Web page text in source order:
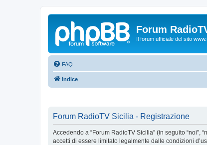
Forum
Il forum ufficiale del sito
FAQ
Indice
Forum RadioTV Sicilia - Registrazione
Accedendo a “Forum RadioTV Sicilia” (in seguito “noi”,
accetti di essere limitato legalmente dalle condizioni